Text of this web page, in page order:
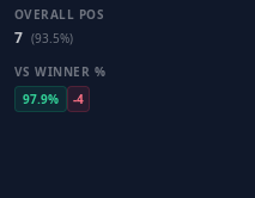
OVERALL POS
7 (93.5%)
VS WINNER %
97.9%
-4